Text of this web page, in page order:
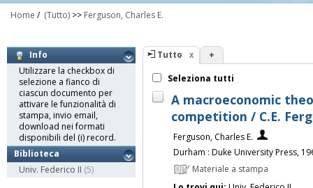
Home / (Tutto) >> Ferguson, Charles E.
Info
Utilizzare la checkbox di
selezione a fianco di
ciascun documento per
attivare le funzionalità di
stampa, invio email,
download nei formati
disponibili del (i) record.
Biblioteca
Univ. Federico II (5)
Tutto +
Seleziona tutti
A macroeconomic
competition / C.E.
Ferguson, Charles E.
Durham : Duke University Press,
Materiale a stampa